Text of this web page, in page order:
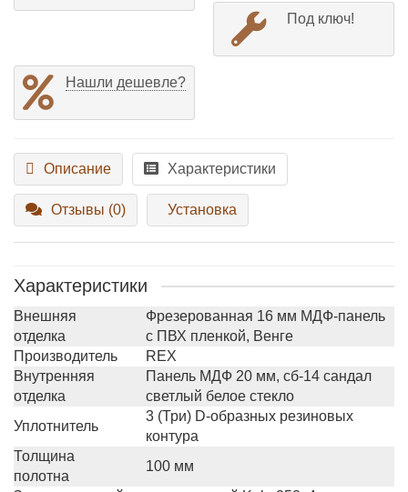
Под ключ!
Нашли дешевле?
Описание Характеристики
Отзывы (0) Установка
Характеристики
Внешняя
отделка
Фрезерованная 16 мм МДФ-панель
с ПВХ пленкой, Венге
Производитель
REX
Внутренняя
отделка
Панель МДФ 20 мм, сб-14 сандал
светлый белое стекло
Уплотнитель
3 (Три) D-образных резиновых
контура
Толщина
полотна
100 мм